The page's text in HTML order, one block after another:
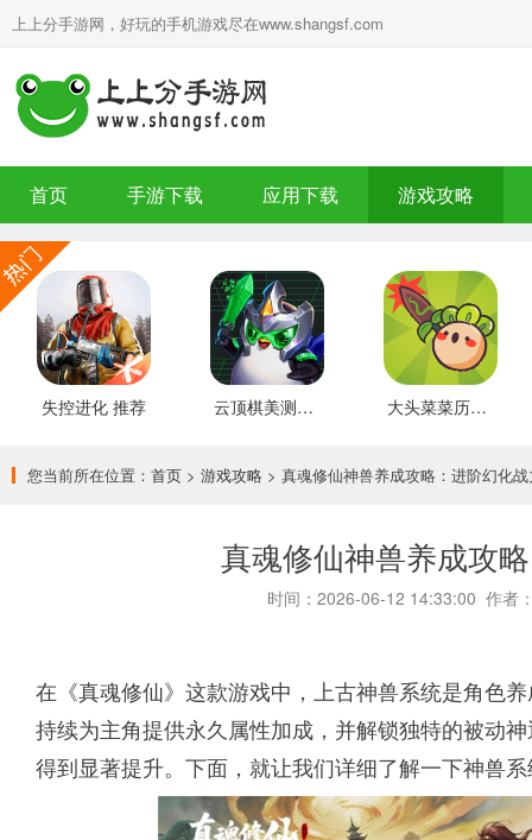
上上分手游网，好玩的手机游戏尽在www.shangsf.com
首页 手游下载 应用下载 游戏攻略
失控进化 推荐 云顶棋美测服 最新版 大头菜菜历险记 好玩的
您当前所在位置： 首页 > 游戏攻略 > 真魂修仙神兽养成攻略：进阶幻化
真魂修仙神兽养成攻
时间：2026-06-12 14:33:00 作者
在《真魂修仙》这款游戏中，上古神兽系统是角色
持续为主角提供永久属性加成，并解锁独特的被动
得到显著提升。下面，就让我们详细了解一下神兽